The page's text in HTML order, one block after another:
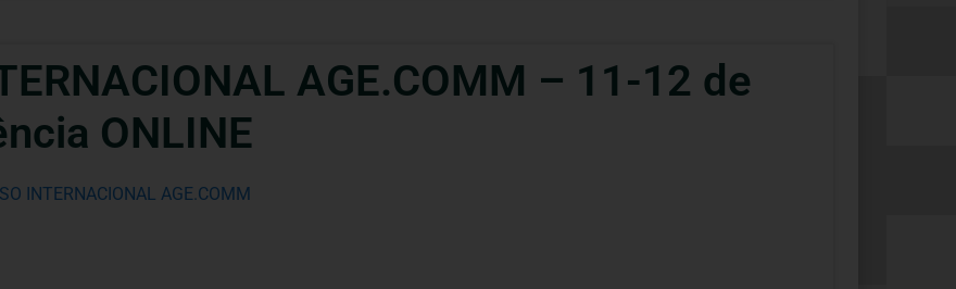
AGE.COMM – 11-12 de
ONLINE
INTERNACIONAL AGE.COMM